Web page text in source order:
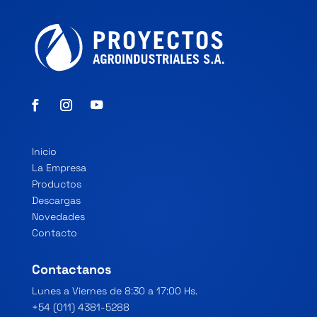
Inicio
La Empresa
Productos
Descargas
Novedades
Contacto
Contactanos
Lunes a Viernes de 8:30 a 17:00 Hs.
+54 (011) 4381-5288